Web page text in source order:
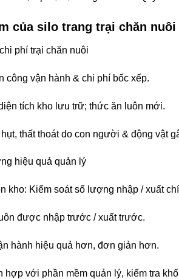
của silo trang trại chăn nuôi
phí trại chăn nuôi
công vận hành & chi phí bốc xếp.
tích kho lưu trữ; thức ăn luôn mới.
thất thoát do con người & động vật
hiệu quả quản lý
kho: Kiểm soát số lượng nhập / xuất
được nhập trước / xuất trước.
hành hiệu quả hơn, đơn giản hơn.
hợp với phần mềm quản lý, kiếm tra